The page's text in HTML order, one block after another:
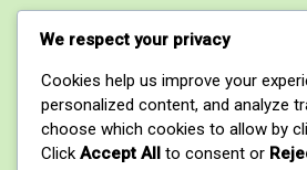
Kontak
1, My Address, My Street,
USA
We respect your privacy
Cookies help us improve your
personalized content, and analyze
choose which cookies to allow by
Click Accept All to consent or